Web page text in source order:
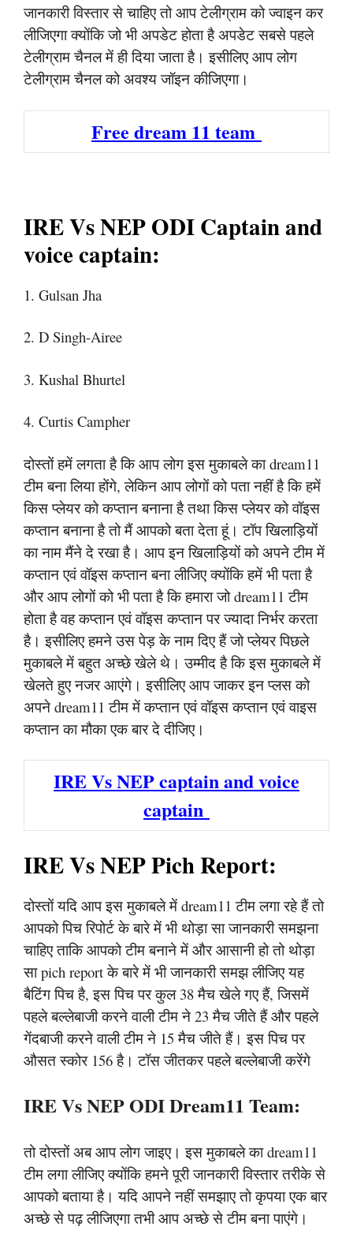
जानकारी विस्तार से चाहिए तो आप टेलीग्राम को ज्वाइन कर
लीजिएगा क्योंकि जो भी अपडेट होता है अपडेट सबसे पहले
टेलीग्राम चैनल में ही दिया जाता है। इसीलिए आप लोग
टेलीग्राम चैनल को अवश्य जॉइन कीजिएगा।
Free dream 11 team
IRE Vs NEP ODI Captain and
voice captain:
1. Gulsan Jha
2. D Singh-Airee
3. Kushal Bhurtel
4. Curtis Campher
दोस्तों हमें लगता है कि आप लोग इस मुकाबले का dream11
टीम बना लिया होंगे, लेकिन आप लोगों को पता नहीं है कि हमें
किस प्लेयर को कप्तान बनाना है तथा किस प्लेयर को वॉइस
कप्तान बनाना है तो मैं आपको बता देता हूं। टॉप खिलाड़ियों
का नाम मैंने दे रखा है। आप इन खिलाड़ियों को अपने टीम में
कप्तान एवं वॉइस कप्तान बना लीजिए क्योंकि हमें भी पता है
और आप लोगों को भी पता है कि हमारा जो dream11 टीम
होता है वह कप्तान एवं वॉइस कप्तान पर ज्यादा निर्भर करता
है। इसीलिए हमने उस पेड़ के नाम दिए हैं जो प्लेयर पिछले
मुकाबले में बहुत अच्छे खेले थे। उम्मीद है कि इस मुकाबले में
खेलते हुए नजर आएंगे। इसीलिए आप जाकर इन प्लस को
अपने dream11 टीम में कप्तान एवं वॉइस कप्तान एवं वाइस
कप्तान का मौका एक बार दे दीजिए।
IRE Vs NEP captain and voice
captain
IRE Vs NEP Pich Report:
दोस्तों यदि आप इस मुकाबले में dream11 टीम लगा रहे हैं तो
आपको पिच रिपोर्ट के बारे में भी थोड़ा सा जानकारी समझना
चाहिए ताकि आपको टीम बनाने में और आसानी हो तो थोड़ा
सा pich report के बारे में भी जानकारी समझ लीजिए यह
बैटिंग पिच है, इस पिच पर कुल 38 मैच खेले गए हैं, जिसमें
पहले बल्लेबाजी करने वाली टीम ने 23 मैच जीते हैं और पहले
गेंदबाजी करने वाली टीम ने 15 मैच जीते हैं। इस पिच पर
औसत स्कोर 156 है। टॉस जीतकर पहले बल्लेबाजी करेंगे
IRE Vs NEP ODI Dream11 Team:
तो दोस्तों अब आप लोग जाइए। इस मुकाबले का dream11
टीम लगा लीजिए क्योंकि हमने पूरी जानकारी विस्तार तरीके से
आपको बताया है। यदि आपने नहीं समझाए तो कृपया एक बार
अच्छे से पढ़ लीजिएगा तभी आप अच्छे से टीम बना पाएंगे।